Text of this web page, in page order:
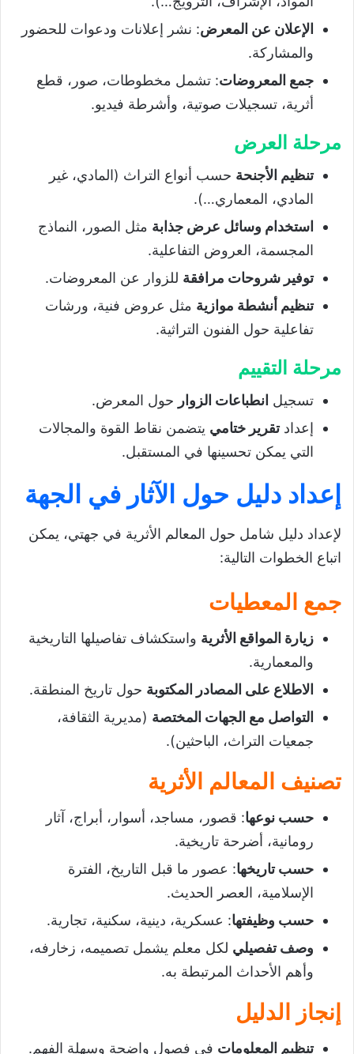
الإعلان عن المعرض: نشر إعلانات ودعوات للحضور
والمشاركة.
جمع المعروضات: تشمل مخطوطات، صور، قطع
أثرية، تسجيلات صوتية، وأشرطة فيديو.
مرحلة العرض
تنظيم الأجنحة حسب أنواع التراث (المادي، غير
المادي، المعماري…).
استخدام وسائل عرض جذابة مثل الصور، النماذج
المجسمة، العروض التفاعلية.
توفير شروحات مرافقة للزوار عن المعروضات.
تنظيم أنشطة موازية مثل عروض فنية، ورشات
تفاعلية حول الفنون التراثية.
مرحلة التقييم
تسجيل انطباعات الزوار حول المعرض.
إعدادتقرير ختامي يتضمن نقاط القوة والمجالات
التي يمكن تحسينها في المستقبل.
إعداد دليل حول الآثار في الجهة
لإعداد دليل شامل حول المعالم الأثرية في جهتي، يمكن
اتباع الخطوات التالية:
جمع المعطيات
زيارة المواقع الأثرية واستكشاف تفاصيلها التاريخية
والمعمارية.
الاطلاع على المصادر المكتوبة حول تاريخ المنطقة.
التواصل مع الجهات المختصة (مديرية الثقافة،
جمعيات التراث، الباحثين).
تصنيف المعالم الأثرية
حسب نوعها: قصور، مساجد، أسوار، أبراج، آثار
رومانية، أضرحة تاريخية.
حسب تاريخها: عصور ما قبل التاريخ، الفترة
الإسلامية، العصر الحديث.
حسب وظيفتها: عسكرية، دينية، سكنية، تجارية.
وصف تفصيلي لكل معلم يشمل تصميمه، زخارفه،
وأهم الأحداث المرتبطة به.
إنجاز الدليل
تنظيم المعلومات في فصول واضحة وسهلة الفهم.